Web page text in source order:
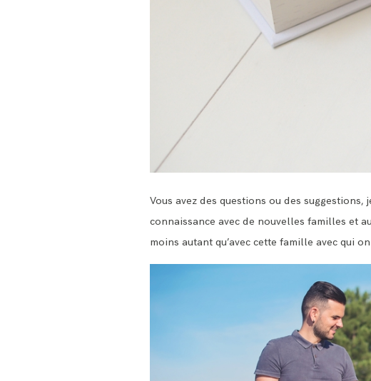
Vous avez des questions ou des suggestions,
connaissance avec de nouvelles familles et
moins autant qu’avec cette famille avec qui